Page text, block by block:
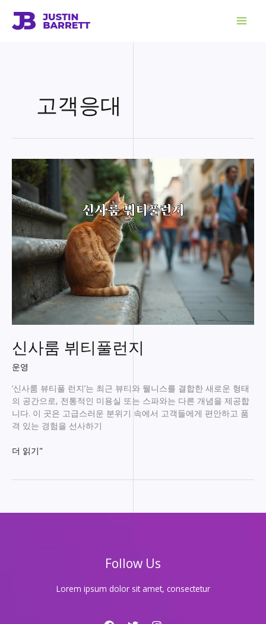
고객응대
신사룸 뷔티풀런지
운영
‘신사룸 뷰티풀 런지’는 최근 뷰티와 웰니스를 결합한 새로운 형태
의 공간으로, 전통적인 미용실 또는 스파와는 다른 개념을 제공합
니다. 이 곳은 고급스러운 분위기 속에서 고객들에게 편안하고 품
격 있는 경험을 선사하기
신
풀
더 읽기"
Follow Us
Lorem ipsum dolor sit amet, consectetur